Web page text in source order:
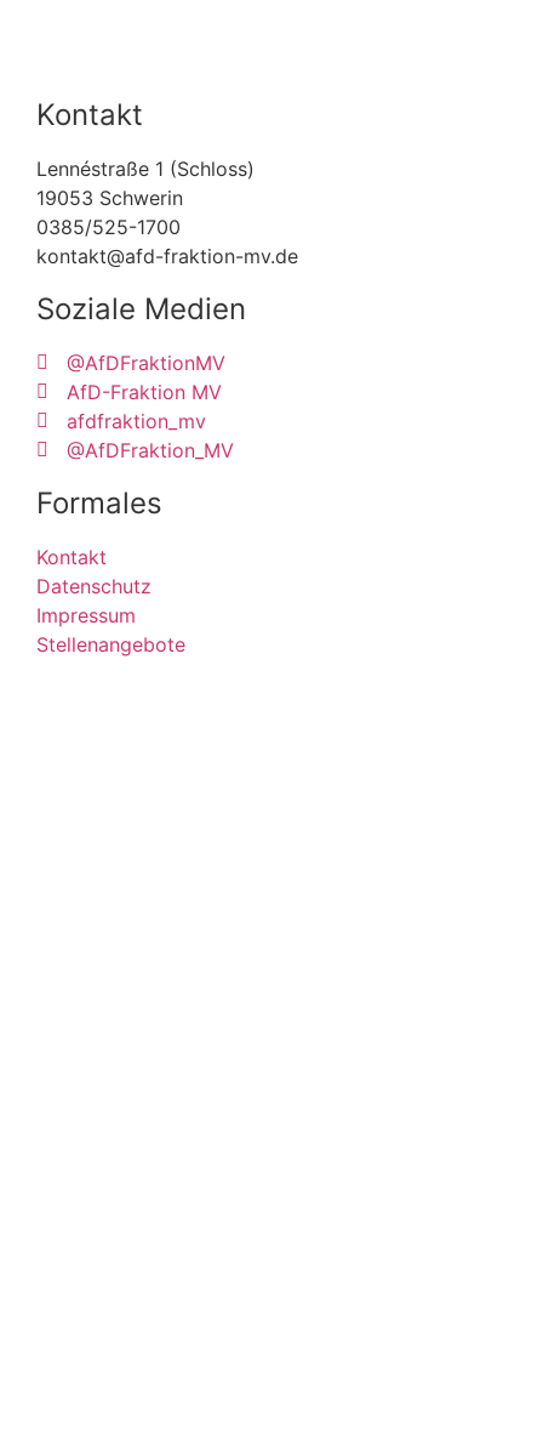
Kontakt
Lennéstraße 1 (Schloss)
19053 Schwerin
0385/525-1700
kontakt@afd-fraktion-mv.de
Soziale Medien
@AfDFraktionMV
AfD-Fraktion MV
afdfraktion_mv
@AfDFraktion_MV
Formales
Kontakt
Datenschutz
Impressum
Stellenangebote